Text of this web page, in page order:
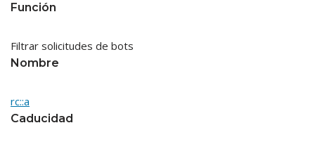
Función
Filtrar solicitudes de bots
Nombre
rc::a
Caducidad